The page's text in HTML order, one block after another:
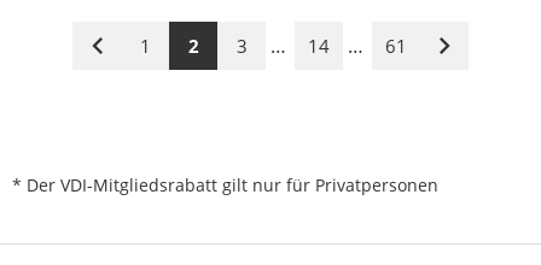
Vorige
1 2 3 … 14 … 61
Nächste
* Der VDI-Mitgliedsrabatt gilt nur für Privatpersonen